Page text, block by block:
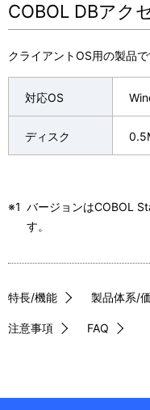
す
。
COBOL DBアク
クライアントOS用の製品で
対応OS
ディスク
※1 バージョンはCOBOL
す。
特長/機能 製品体系/
注意事項 FAQ